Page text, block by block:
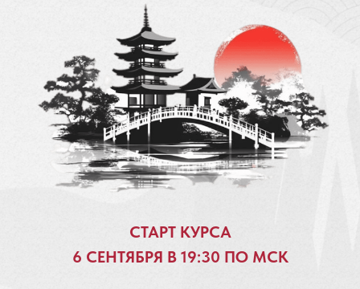
СТАРТ КУРСА
6 СЕНТЯБРЯ В 19:30 ПО МСК